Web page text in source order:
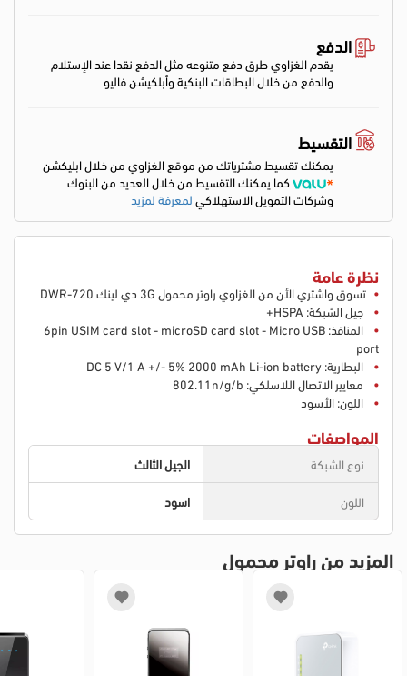
الدفع
يقدم الغزاوي طرق دفع متنوعه مثل الدفع نقدا عند الإستلام
والدفع من خلال البطاقات البنكية وأبلكيشن فاليو
التقسيط
يمكنك تقسيط مشترياتك من موقع الغزاوي من خلال ابليكشن
كما يمكنك التقسيط من خلال العديد من البنوك
وشركات التمويل الاستهلاكيلمعرفة لمزيد
نظرة عامة
تسوق واشتري الأن من الغزاوي راوتر محمول 3G دي لينك DWR-720
جيل الشبكة: HSPA+
المنافذ: 6pin USIM card slot - microSD card slot - Micro USB
port
البطارية: DC 5 V/1 A +/- 5% 2000 mAh Li-ion battery
معايير الاتصال اللاسلكي: 802.11n/g/b
اللون: الأسود
المواصفات
نوع الشبكة
الجيل الثالث
اللون
اسود
المزيد من راوتر محمول